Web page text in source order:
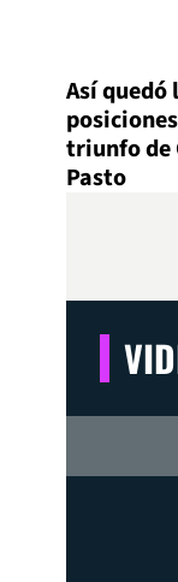
Así quedó
triunfo de
Pasto